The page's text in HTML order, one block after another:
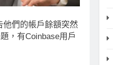
他們的帳戶餘額突然
，有Coinbase用戶